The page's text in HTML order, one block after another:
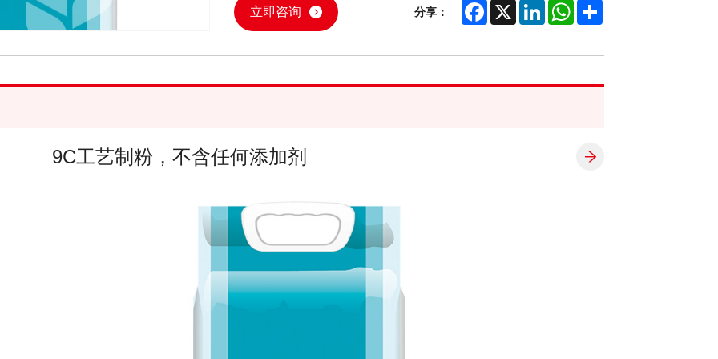
立即咨询 分享： Facebook
X LinkedInWhatsApp
精选基地优质麦源